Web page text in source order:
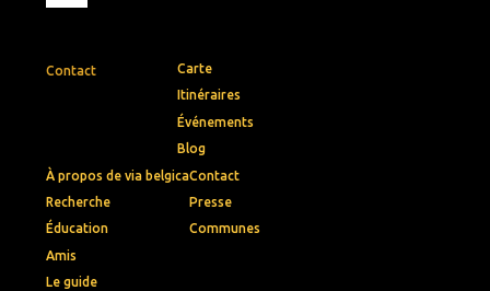
Contact
Carte
Itinéraires
Événements
Blog
À propos de via belgica
Recherche
Éducation
Amis
Le guide
Contact
Presse
Communes